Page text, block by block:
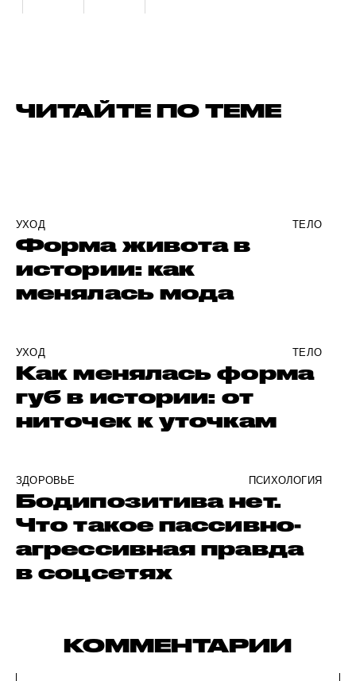
ЧИТАЙТЕ ПО ТЕМЕ
УХОД ТЕЛО
Форма живота в
истории: как
менялась мода
УХОД ТЕЛО
Как менялась форма
губ в истории: от
ниточек к уточкам
ЗДОРОВЬЕ ПСИХОЛОГИЯ
Бодипозитива нет.
Что такое пассивно-
агрессивная правда
в соцсетях
КОММЕНТАРИИ